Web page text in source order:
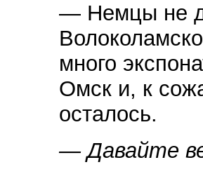
— Немцы не
много
Омск и, к
осталось.
— Давайте